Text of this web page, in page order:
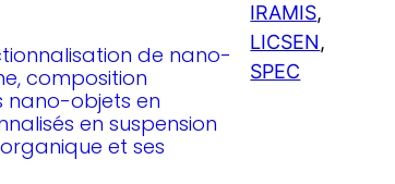
de nano-
composition
objets en
en suspension
et ses
IRAMIS
LICSEN
SPEC